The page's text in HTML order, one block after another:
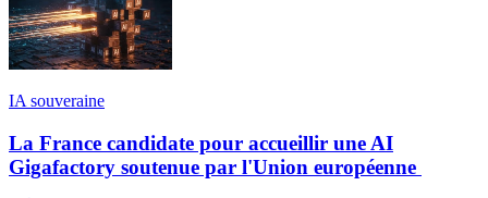
IA souveraine
La France candidate pour accueillir une AI
Gigafactory soutenue par l'Union européenne